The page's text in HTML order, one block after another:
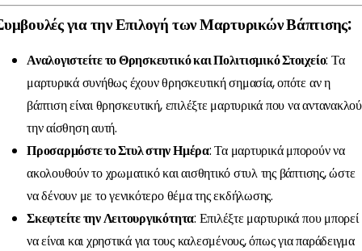
για την Επιλογή των Μαρτυρικών Βάπτισης:
Αναλογιστείτε το Θρησκευτικό και Πολιτισμικό Στοιχείο: Τα
μαρτυρικά συνήθως έχουν θρησκευτική σημασία, οπότε αν η
βάπτιση είναι θρησκευτική, επιλέξτε μαρτυρικά που να
την αίσθηση αυτή.
Προσαρμόστε το Στυλ στην Ημέρα: Τα μαρτυρικά μπορούν να
ακολουθούν το χρωματικό και αισθητικό στυλ της βάπτισης, ώστε
να δένουν με το γενικότερο θέμα της εκδήλωσης.
Σκεφτείτε την Λειτουργικότητα: Επιλέξτε μαρτυρικά που μπορεί
να είναι και χρηστικά για τους καλεσμένους, όπως για παράδειγμα